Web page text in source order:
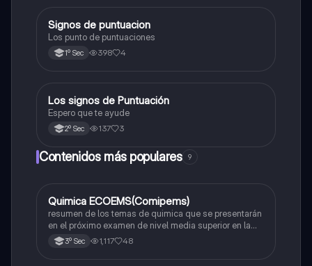
Español
Signos de puntuacion
Los punto de puntuaciones
1º Sec 398 4
Español
Los signos de Puntuación
Espero que te ayude
2º Sec 137 3
Contenidos más populares 9
Química
Quimica ECOEMS(Comipems)
resumen de los temas de quimica que se presentarán
en el próximo examen de nivel media superior en la
zona metropolitana de el valle de México
3º Sec 1,117 48